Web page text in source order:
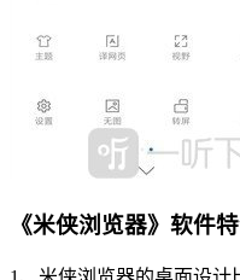
《米侠浏览器》软件特